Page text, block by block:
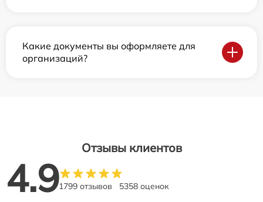
Какие документы вы оформляете для
организаций?
Отзывы клиентов
4.91799 отзывов 5358 оценок